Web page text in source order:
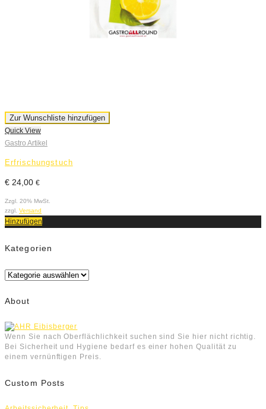
Zur Wunschliste hinzufügen
Quick View
Gastro Artikel
Erfrischungstuch
€ 24,00 €
Zzgl. 20% MwSt.
zzgl. Versand
Hinzufügen
Kategorien
Kategorien
About
Wenn Sie nach Oberflächlichkeit suchen sind Sie hier nicht richtig.
Bei Sicherheit und Hygiene bedarf es einer hohen Qualität zu
einem vernünftigen Preis.
Custom Posts